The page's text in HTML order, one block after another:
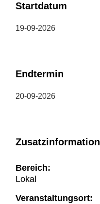
Startdatum
19-09-2026
Endtermin
20-09-2026
Zusatzinformation
Bereich:
Lokal
Veranstaltungsort: